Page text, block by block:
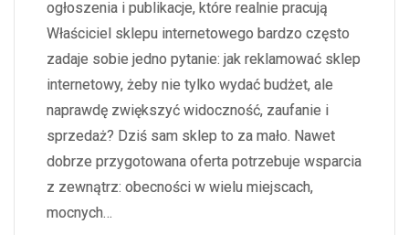
ogłoszenia i publikacje, które realnie pracują
Właściciel sklepu internetowego bardzo często
zadaje sobie jedno pytanie: jak reklamować sklep
internetowy, żeby nie tylko wydać budżet, ale
naprawdę zwiększyć widoczność, zaufanie i
sprzedaż? Dziś sam sklep to za mało. Nawet
dobrze przygotowana oferta potrzebuje wsparcia
z zewnątrz: obecności w wielu miejscach,
mocnych…